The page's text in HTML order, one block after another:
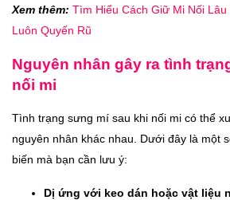
Xem thêm: Tìm Hiểu Cách Giữ Mi Nối
Luôn Quyến Rũ
Nguyên nhân gây ra tình
nối mi
Tình trạng sưng mí sau khi nối mi có thể
nguyên nhân khác nhau. Dưới đây là một
biến mà bạn cần lưu ý:
Dị ứng với keo dán hoặc vật liệu